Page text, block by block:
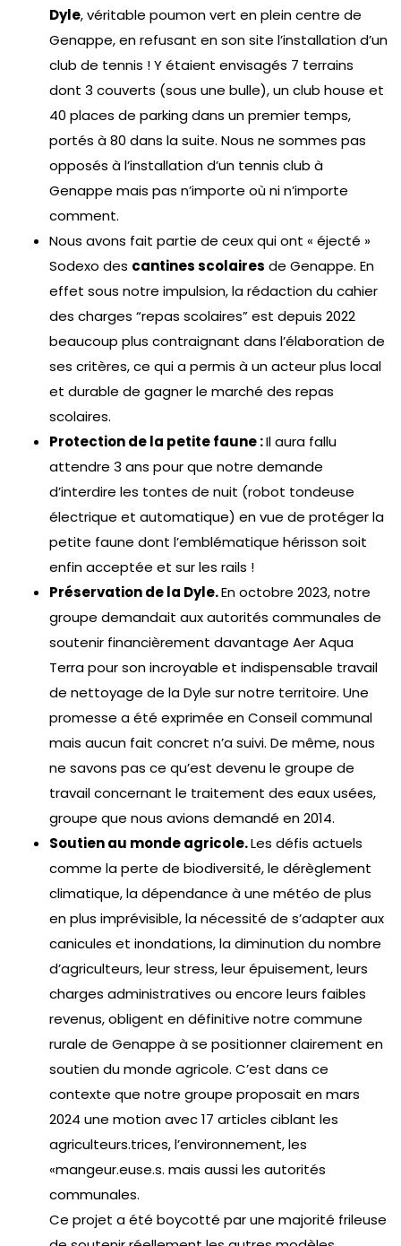
Dyle, véritable poumon vert en plein centre de
Genappe, en refusant en son site l’installation d’un
club de tennis ! Y étaient envisagés 7 terrains
dont 3 couverts (sous une bulle), un club house et
40 places de parking dans un premier temps,
portés à 80 dans la suite. Nous ne sommes pas
opposés à l’installation d’un tennis club à
Genappe mais pas n’importe où ni n’importe
comment.
Nous avons fait partie de ceux qui ont « éjecté »
Sodexo des cantines scolaires de Genappe. En
effet sous notre impulsion, la rédaction du cahier
des charges “repas scolaires” est depuis 2022
beaucoup plus contraignant dans l’élaboration de
ses critères, ce qui a permis à un acteur plus local
et durable de gagner le marché des repas
scolaires.
Protection de la petite faune :Il aura fallu
attendre 3 ans pour que notre demande
d’interdire les tontes de nuit (robot tondeuse
électrique et automatique) en vue de protéger la
petite faune dont l’emblématique hérisson soit
enfin acceptée et sur les rails !
Préservation de la Dyle.En octobre 2023, notre
groupe demandait aux autorités communales de
soutenir financièrement davantage Aer Aqua
Terra pour son incroyable et indispensable travail
de nettoyage de la Dyle sur notre territoire. Une
promesse a été exprimée en Conseil communal
mais aucun fait concret n’a suivi. De même, nous
ne savons pas ce qu’est devenu le groupe de
travail concernant le traitement des eaux usées,
groupe que nous avions demandé en 2014.
Soutien au monde agricole.Les défis actuels
comme la perte de biodiversité, le dérèglement
climatique, la dépendance à une météo de plus
en plus imprévisible, la nécessité de s’adapter aux
canicules et inondations, la diminution du nombre
d’agriculteurs, leur stress, leur épuisement, leurs
charges administratives ou encore leurs faibles
revenus, obligent en définitive notre commune
rurale de Genappe à se positionner clairement en
soutien du monde agricole. C’est dans ce
contexte que notre groupe proposait en mars
2024 une motion avec 17 articles ciblant les
agriculteurs.trices, l’environnement, les
«mangeur.euse.s. mais aussi les autorités
communales.
Ce projet a été boycotté par une majorité frileuse